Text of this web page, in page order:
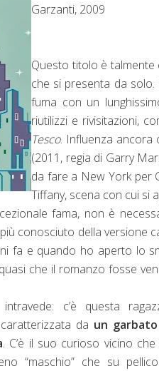
Garzanti, 2009
Questo titolo è
che si presenta da solo.
fuma con un
riutilizzi e rivisitazioni,
Tesco. Influenza ancora
(2011, regia di Garry
da fare a New York per
Tiffany, scena con cui si
fama, non è
conosciuto della versione
fa e quando ho aperto lo
che il romanzo fosse
c’è questa
da un
. C’è il suo curioso vicino
“maschio” che su